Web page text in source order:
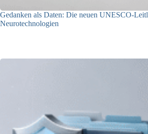
Gedanken als Daten: Die neuen UNESCO-
Neurotechnologien